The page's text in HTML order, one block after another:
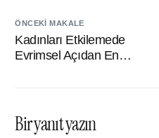
ÖNCEKI MAKALE
Kadınları Etkilemede
Evrimsel Açıdan En
Bir yanıt yazın